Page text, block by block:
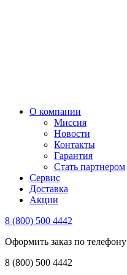
О компании
Миссия
Новости
Контакты
Гарантия
Стать партнером
Сервис
Доставка
Акции
8 (800) 500 4442
Оформить заказ по телефону
8 (800) 500 4442